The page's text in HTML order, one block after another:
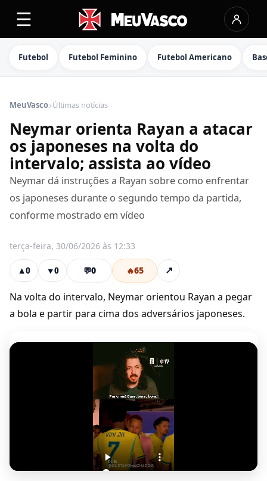
☰
Futebol Futebol Feminino Futebol Americano
MeuVasco›Últimas notícias
Neymar orienta Rayan a atacar
os japoneses na volta do
intervalo; assista ao vídeo
Neymar dá instruções a Rayan sobre como enfrentar
os japoneses durante o segundo tempo da partida,
conforme mostrado em vídeo
terça-feira, 30/06/2026 às 12:33
▲0 ▼0 💬0 🔥65 ↗
Na volta do intervalo, Neymar orientou Rayan a pegar
a bola e partir para cima dos adversários japoneses.